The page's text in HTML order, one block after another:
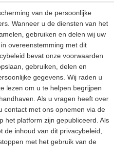
van de persoonlijke
Wanneer u de diensten van het
gebruiken en delen wij uw
overeenstemming met dit
bevat onze voorwaarden
gebruiken, delen en
gegevens. Wij raden u
lezen om u te helpen begrijpen
Als u vragen heeft over
contact met ons opnemen via de
het platform zijn gepubliceerd. Als
de inhoud van dit privacybeleid,
met het gebruik van de